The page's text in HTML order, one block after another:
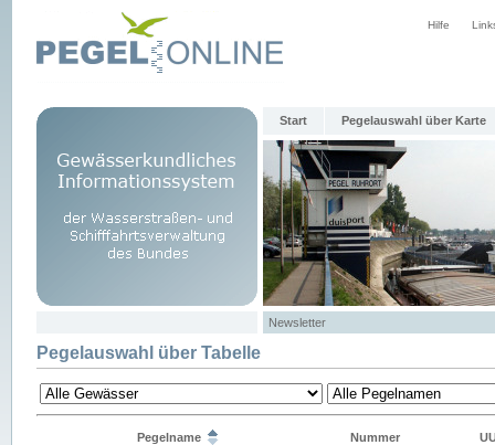
Hilfe
Start Pegelauswahl über Karte
Newsletter
Pegelauswahl über Tabelle
Pegelname Nummer